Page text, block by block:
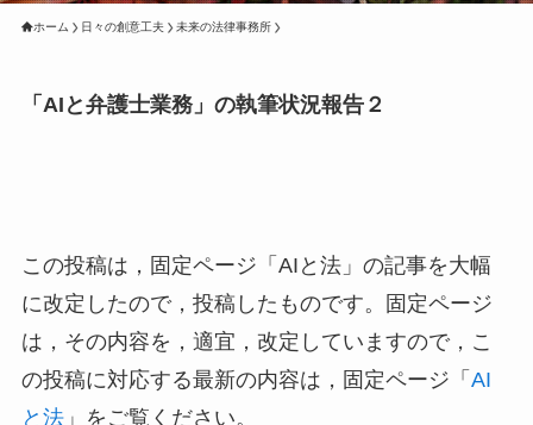
ホーム 日々の創意工夫 未来の法律事務所
「AIと弁護士業務」の執筆状況報告２
この投稿は，固定ページ「AIと法」の記事を大幅
に改定したので，投稿したものです。固定ページ
は，その内容を，適宜，改定していますので，こ
の投稿に対応する最新の内容は，固定ページ「 AI
と法」をご覧ください。